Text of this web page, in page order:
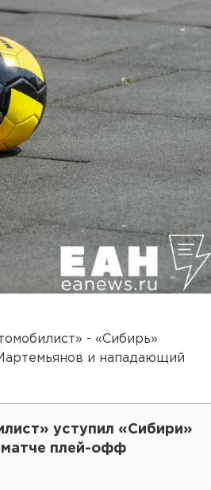
- «Сибирь»
и нападающий
уступил «Сибири»
матче плей-офф